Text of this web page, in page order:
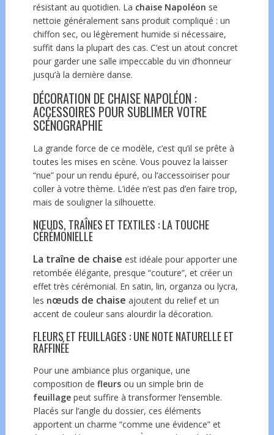
résistant au quotidien. La chaise Napoléon se
nettoie généralement sans produit compliqué : un
chiffon sec, ou légèrement humide si nécessaire,
suffit dans la plupart des cas. C’est un atout concret
pour garder une salle impeccable du vin d’honneur
jusqu’à la dernière danse.
DÉCORATION DE CHAISE NAPOLÉON :
ACCESSOIRES POUR SUBLIMER VOTRE
SCÉNOGRAPHIE
La grande force de ce modèle, c’est qu’il se prête à
toutes les mises en scène. Vous pouvez la laisser
“nue” pour un rendu épuré, ou l’accessoiriser pour
coller à votre thème. L’idée n’est pas d’en faire trop,
mais de souligner la silhouette.
NŒUDS, TRAÎNES ET TEXTILES : LA TOUCHE
CÉRÉMONIELLE
La traîne de chaise est idéale pour apporter une
retombée élégante, presque “couture”, et créer un
effet très cérémonial. En satin, lin, organza ou lycra,
les nœuds de chaise ajoutent du relief et un
accent de couleur sans alourdir la décoration.
FLEURS ET FEUILLAGES : UNE NOTE NATURELLE ET
RAFFINÉE
Pour une ambiance plus organique, une
composition de fleursou un simple brin de
feuillagepeut suffire à transformer l’ensemble.
Placés sur l’angle du dossier, ces éléments
apportent un charme “comme une évidence” et